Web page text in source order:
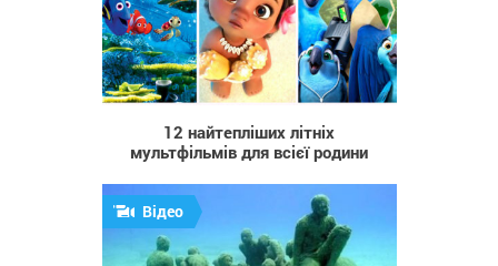
3 083
12 найтепліших літніх
мультфільмів для всієї родини
Відео